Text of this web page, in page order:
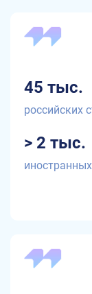
45 тыс.
российских
> 2 тыс.